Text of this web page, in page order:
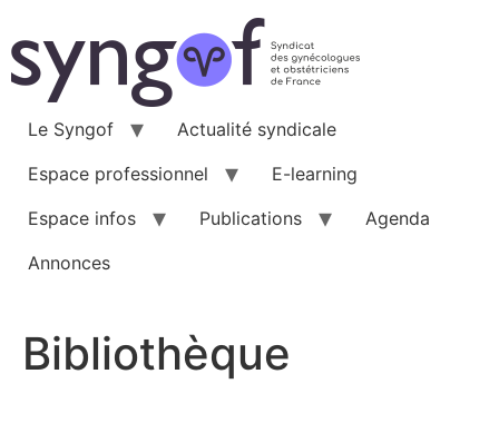
au
contenu
Le Syngof
Actualité syndicale
Espace professionnel
E-learning
Espace infos
Publications
Agenda
Annonces
Bibliothèque